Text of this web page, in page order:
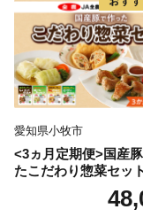
愛知県小牧市
<3ヵ月定期便>国産
たこだわり惣菜セット